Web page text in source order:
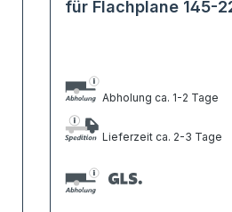
für Flachplane 145-
Abholung ca. 1-2 Tage
Lieferzeit ca. 2-3 Tage